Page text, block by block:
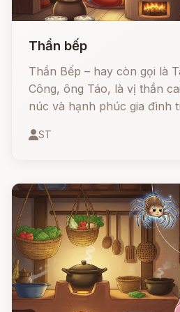
Thần bếp
Thần Bếp – hay còn gọi là
Công, ông Táo, là vị thần
núc và hạnh phúc gia đình
Chạp, Thần cưỡi cá chép
ST